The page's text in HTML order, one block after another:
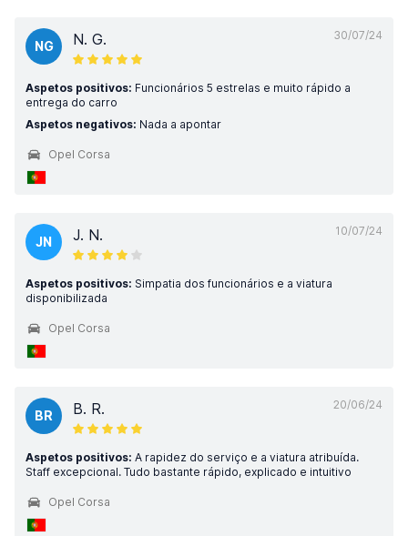
30/07/24
NG N. G.
Aspetos positivos: Funcionários 5 estrelas e muito rápido a
entrega do carro
Aspetos negativos: Nada a apontar
Opel Corsa
10/07/24
JN J. N.
Aspetos positivos: Simpatia dos funcionários e a viatura
disponibilizada
Opel Corsa
20/06/24
BR B. R.
Aspetos positivos: A rapidez do serviço e a viatura atribuída.
Staff excepcional. Tudo bastante rápido, explicado e intuitivo
Opel Corsa